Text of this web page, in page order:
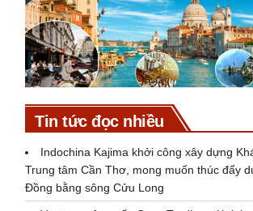
Tin tức đọc nhiều
Indochina Kajima khởi công xây dựng
Trung tâm Cần Thơ, mong muốn thúc đẩy
Đồng bằng sông Cửu Long